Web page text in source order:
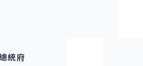
統府